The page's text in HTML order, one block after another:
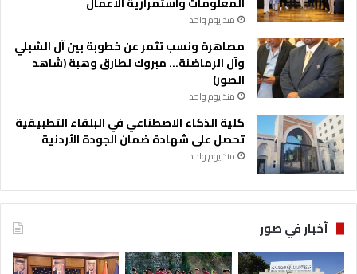
منذ يوم واحد
مصاهرة ونسب تثمر عن خطوبة بين آل الشبلي
وآل الرماضنة… مبروك لطارق وهبة (شاهد
الصور)
منذ يوم واحد
كلية الذكاء الاصطناعي في البلقاء التطبيقية
تحصل على شهادة ضمان الجودة الأردنية
منذ يوم واحد
أخبار في صور